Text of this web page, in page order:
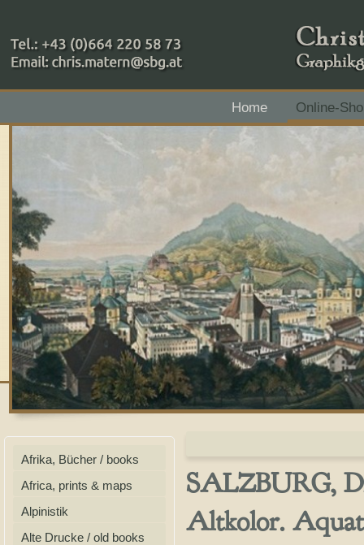
+43 (0)664 220 58 73
Home
Online-
Zahlungsmethoden: RAIBA - Flachgau Mitte - IBAN
Afrika, Bücher / books
Africa, prints & maps
Alpinistik
Alte Drucke / old books
SALZBURG,
Altkolor.